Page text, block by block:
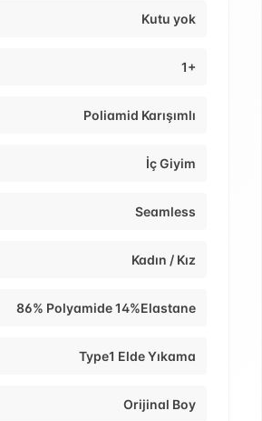
Kutu yok
1+
Poliamid Karışımlı
İç Giyim
Seamless
Kadın / Kız
86% Polyamide 14%Elastane
Type1 Elde Yıkama
Orijinal Boy